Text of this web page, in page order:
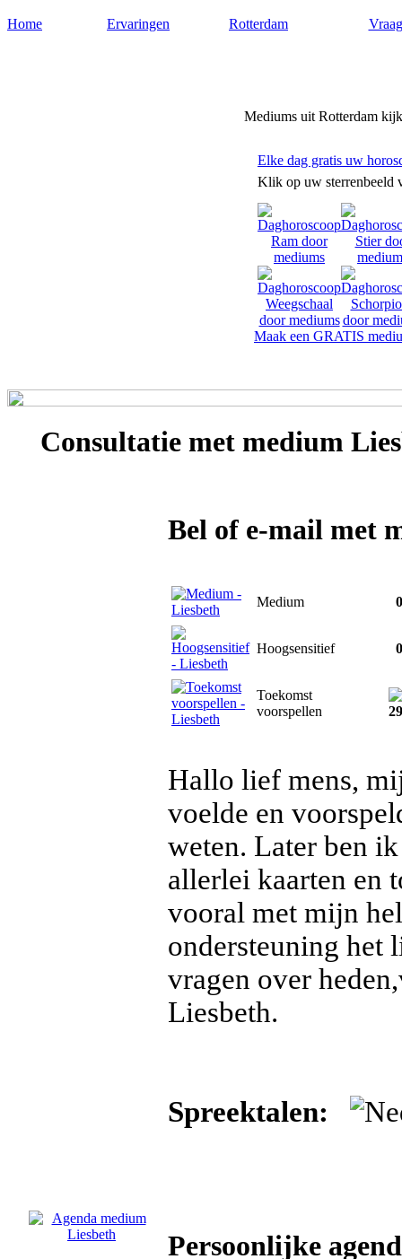
Home Ervaringen Rotterdam
Mediums uit Rotterdam
Elke dag gratis uw
Klik op uw sterrenbeeld
Maak een GRATIS
Consultatie met medium
Bel of e-mail met
Medium
Hoogsensitief
Toekomst
voorspellen
Hallo lief mens,
voelde en
weten. Later ben
allerlei kaarten en
vooral met mijn
ondersteuning het
vragen over
Liesbeth.
Spreektalen:
Persoonlijke